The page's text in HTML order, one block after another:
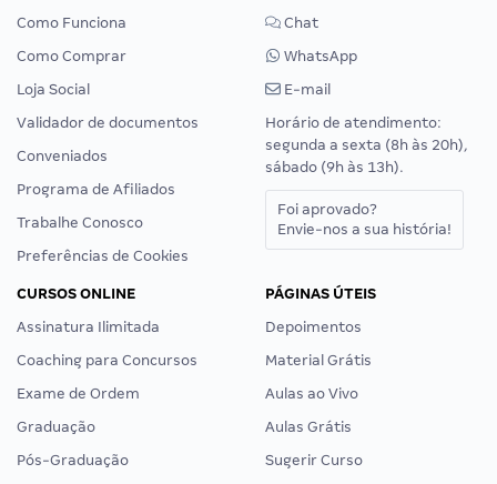
Como Funciona
Como Comprar
Loja Social
Validador de documentos
Conveniados
Programa de Afiliados
Trabalhe Conosco
Preferências de Cookies
Chat
WhatsApp
E-mail
Horário de atendimento:
segunda a sexta (8h às 20h),
sábado (9h às 13h).
Foi aprovado?
Envie-nos a sua história!
CURSOS ONLINE
Assinatura Ilimitada
Coaching para Concursos
Exame de Ordem
Graduação
Pós-Graduação
PÁGINAS ÚTEIS
Depoimentos
Material Grátis
Aulas ao Vivo
Aulas Grátis
Sugerir Curso